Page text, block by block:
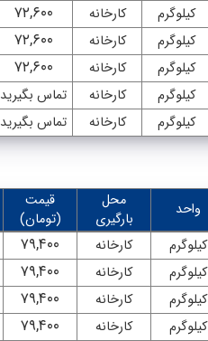
کیلوگرم کارخانه ۷۲,۶۰۰
کیلوگرم کارخانه ۷۲,۶۰۰
کیلوگرم کارخانه ۷۲,۶۰۰
کیلوگرم کارخانه تماس بگیرید
کیلوگرم کارخانه تماس بگیرید
واحد
محل
بارگیری
قیمت
(تومان)
کیلوگرم کارخانه ۷۹,۴۰۰
کیلوگرم کارخانه ۷۹,۴۰۰
کیلوگرم کارخانه ۷۹,۴۰۰
کیلوگرم کارخانه ۷۹,۴۰۰